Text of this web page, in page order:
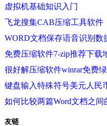
虚拟机基础知识入门
飞龙搜集CAB压缩工具软件
WORD文档保存语音识别数
免费压缩软件7-zip推荐下载
很好解压缩软件winrar免费
键盘输入特殊符号美元人民
如何比较两篇Word文档之间
友链